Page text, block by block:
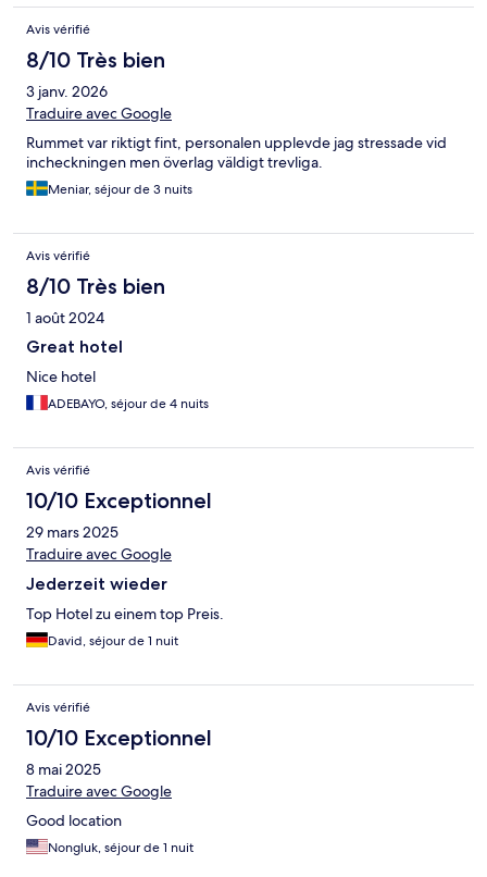
Avis vérifié
8/10 Très bien
3 janv. 2026
Traduire avec Google
Rummet var riktigt fint, personalen upplevde jag stressade vid
incheckningen men överlag väldigt trevliga.
Meniar, séjour de 3 nuits
Avis vérifié
8/10 Très bien
1 août 2024
Great hotel
Nice hotel
ADEBAYO, séjour de 4 nuits
Avis vérifié
10/10 Exceptionnel
29 mars 2025
Traduire avec Google
Jederzeit wieder
Top Hotel zu einem top Preis.
David, séjour de 1 nuit
Avis vérifié
10/10 Exceptionnel
8 mai 2025
Traduire avec Google
Good location
Nongluk, séjour de 1 nuit